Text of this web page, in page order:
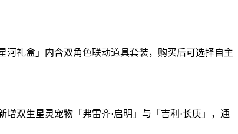
礼盒」内含双角色联动道具套装，购买后可选择自主
双生星灵宠物「弗雷齐·启明」与「吉利·长庚」，通